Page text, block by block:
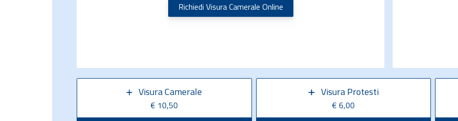
Richiedi Visura Camerale Online
Visura Camerale
€ 10,50
Visura Protesti
€ 6,00